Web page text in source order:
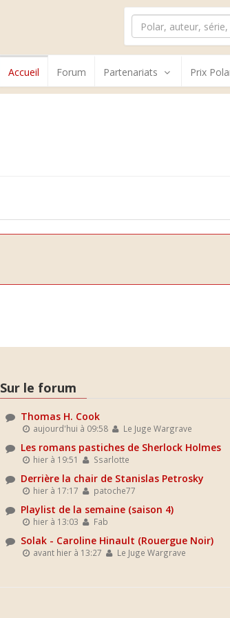
Accueil Forum Partenariats Prix
Sur le forum
Thomas H. Cook
aujourd'hui à 09:58 Le Juge Wargrave
Les romans pastiches de Sherlock Holmes
hier à 19:51 Ssarlotte
Derrière la chair de Stanislas Petrosky
hier à 17:17 patoche77
Playlist de la semaine (saison 4)
hier à 13:03 Fab
Solak - Caroline Hinault (Rouergue Noir)
avant hier à 13:27 Le Juge Wargrave